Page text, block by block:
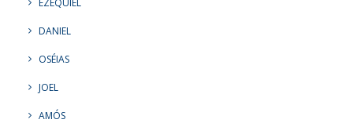
EZEQUIEL
DANIEL
OSÉIAS
JOEL
AMÓS